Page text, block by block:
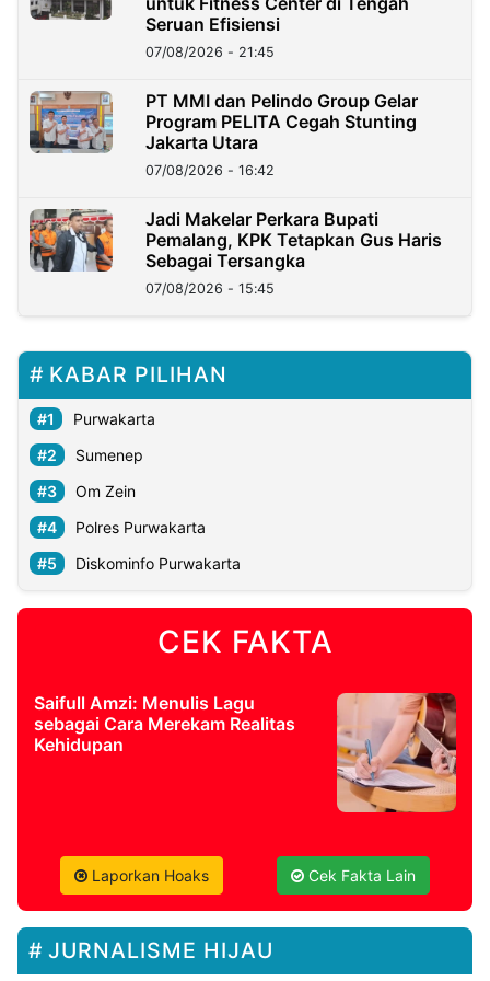
Seruan Efisiensi
07/08/2026 - 21:45
PT MMI dan Pelindo Group Gelar
Program PELITA Cegah Stunting
Jakarta Utara
07/08/2026 - 16:42
Jadi Makelar Perkara Bupati
Pemalang, KPK Tetapkan Gus Haris
Sebagai Tersangka
07/08/2026 - 15:45
KABAR PILIHAN
Purwakarta
Sumenep
Om Zein
Polres Purwakarta
Diskominfo Purwakarta
CEK FAKTA
Saifull Amzi: Menulis Lagu
sebagai Cara Merekam Realitas
Kehidupan
Laporkan Hoaks Cek Fakta Lain
JURNALISME HIJAU